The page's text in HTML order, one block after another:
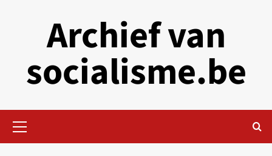
Archief van
socialisme.be
Menu